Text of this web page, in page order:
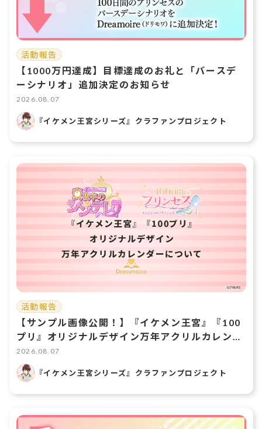
活動報告
【1000万円達成】目標達成のお礼と「バースデ
ーシナリオ」追加決定のお知らせ
2026.08.07
『イケメン王宮シリーズ』クラファンプロジェクト
活動報告
【サンプル画像公開！】『イケメン王宮』『100
プリ』オリジナルデザイン万年アクリルカレンダ
ーについて
2026.08.07
『イケメン王宮シリーズ』クラファンプロジェクト